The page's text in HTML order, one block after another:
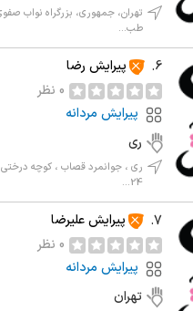
طب...
6.
پیرایش رضا
0 نظر
پیرایش مردانه
ری
ری ، جوانمرد قصاب ، کوچه
24...
7.
پیرایش علیرضا
0 نظر
پیرایش مردانه
تهران